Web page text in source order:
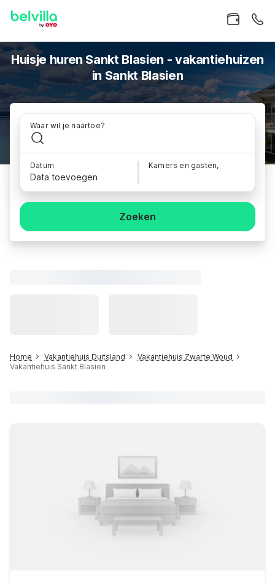
Huisje huren Sankt Blasien - vakantiehuizen
in Sankt Blasien
Waar wil je naartoe?
Datum
Data toevoegen
Kamers en gasten,
Zoeken
Home Vakantiehuis Duitsland
Vakantiehuis Zwarte Woud
Vakantiehuis Sankt Blasien